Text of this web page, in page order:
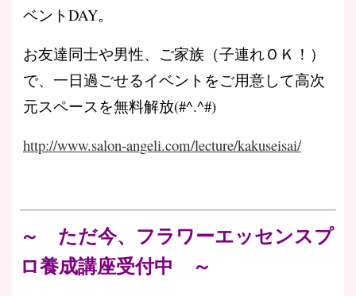
ベントDAY。
お友達同士や男性、ご家族（子連れＯＫ！）
で、一日過ごせるイベントをご用意して高次
元スペースを無料解放(#^.^#)
http://www.salon-angeli.com/lecture/kakuseisai/
～ ただ今、フラワーエッセンスプ
ロ養成講座受付中 ～